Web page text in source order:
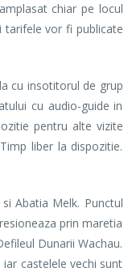
chiar pe locul
tarifele vor fi publicate
cu insotitorul de grup
cu audio-guide in
pentru alte vizite
liber la dispozitie.
Abatia Melk. Punctul
prin maretia
Dunarii Wachau.
castelele vechi sunt